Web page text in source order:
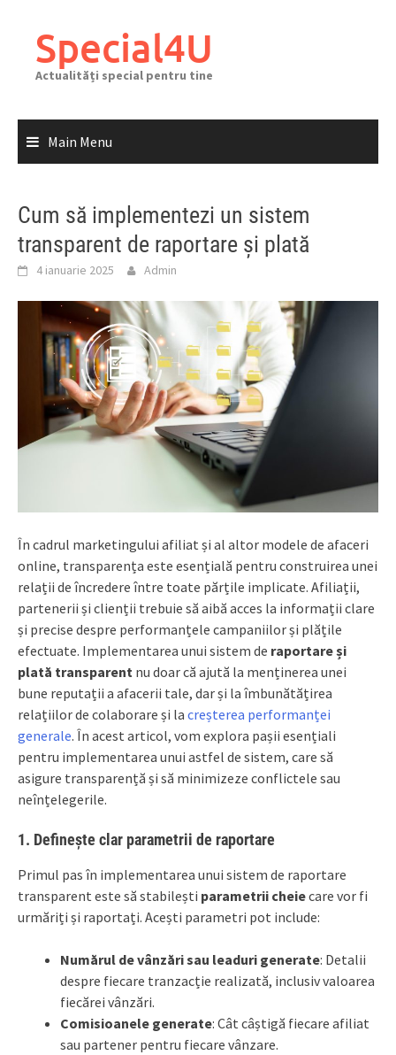
contentSpecial4U
Actualități special pentru tine
Main Menu
Cum să implementezi un sistem
transparent de raportare și plată
4 ianuarie 2025 Admin
În cadrul marketingului afiliat și al altor modele de afaceri
online, transparența este esențială pentru construirea unei
relații de încredere între toate părțile implicate. Afiliații,
partenerii și clienții trebuie să aibă acces la informații clare
și precise despre performanțele campaniilor și plățile
efectuate. Implementarea unui sistem de raportare și
plată transparent nu doar că ajută la menținerea unei
bune reputații a afacerii tale, dar și la îmbunătățirea
relațiilor de colaborare și la creșterea performanței
generale. În acest articol, vom explora pașii esențiali
pentru implementarea unui astfel de sistem, care să
asigure transparență și să minimizeze conflictele sau
neînțelegerile.
1. Definește clar parametrii de raportare
Primul pas în implementarea unui sistem de raportare
transparent este să stabilești parametrii cheiecare vor fi
urmăriți și raportați. Acești parametri pot include:
Numărul de vânzări sau leaduri generate: Detalii
despre fiecare tranzacție realizată, inclusiv valoarea
fiecărei vânzări.
Comisioanele generate: Cât câștigă fiecare afiliat
sau partener pentru fiecare vânzare.